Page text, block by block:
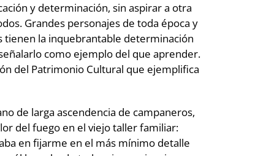
y determinación, sin aspirar a otra
Grandes personajes de toda época y
tienen la inquebrantable determinación
como ejemplo del que aprender.
del Patrimonio Cultural que ejemplifica
de larga ascendencia de campaneros,
del fuego en el viejo taller familiar:
en fijarme en el más mínimo detalle